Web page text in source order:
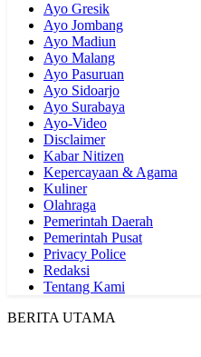
Ayo Gresik
Ayo Jombang
Ayo Madiun
Ayo Malang
Ayo Pasuruan
Ayo Sidoarjo
Ayo Surabaya
Ayo-Video
Disclaimer
Kabar Nitizen
Kepercayaan & Agama
Kuliner
Olahraga
Pemerintah Daerah
Pemerintah Pusat
Privacy Police
Redaksi
Tentang Kami
BERITA UTAMA